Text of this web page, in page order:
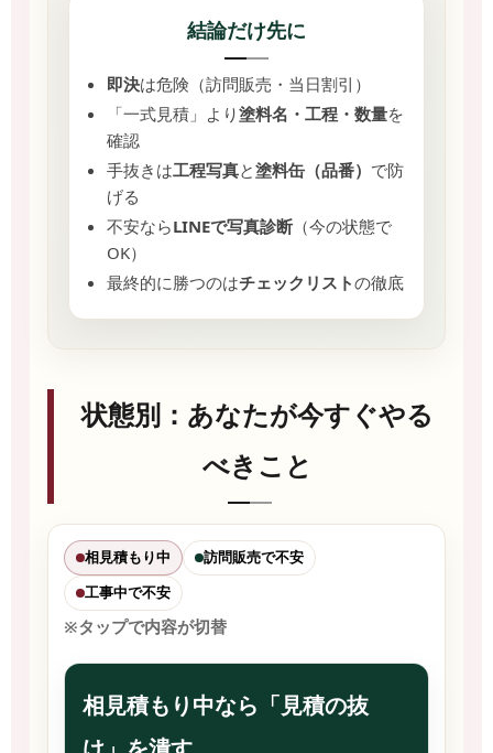
結論だけ先に
即決は危険（訪問販売・当日割引）
「一式見積」より塗料名・工程・数量を
確認
手抜きは工程写真と塗料缶（品番） で防
げる
不安ならLINEで写真診断（今の状態で
OK）
最終的に勝つのはチェックリストの徹底
状態別：あなたが今すぐやる
べきこと
相見積もり中 訪問販売で不安
工事中で不安
※タップで内容が切替
相見積もり中なら「見積の抜